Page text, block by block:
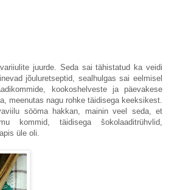
juurde. Seda sai tähistatud ka veidi
jõuluretseptid, sealhulgas sai eelmisel
kookoshelveste ja päevakese
meenutas nagu rohke täidisega keeksikest.
sööma hakkan, mainin veel seda, et
kommid, täidisega šokolaaditrühvlid,
üle oli.